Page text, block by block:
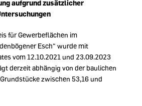
aufgrund zusätzlicher
für Gewerbeflächen im
Esch“ wurde mit
vom 12.10.2021 und 23.09.2023
derzeit abhängig von der baulichen
zwischen 53,16 und